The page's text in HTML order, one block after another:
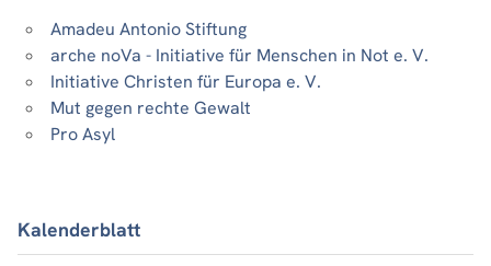
Amadeu Antonio Stiftung
arche noVa - Initiative für Menschen in Not e. V.
Initiative Christen für Europa e. V.
Mut gegen rechte Gewalt
Pro Asyl
Kalenderblatt